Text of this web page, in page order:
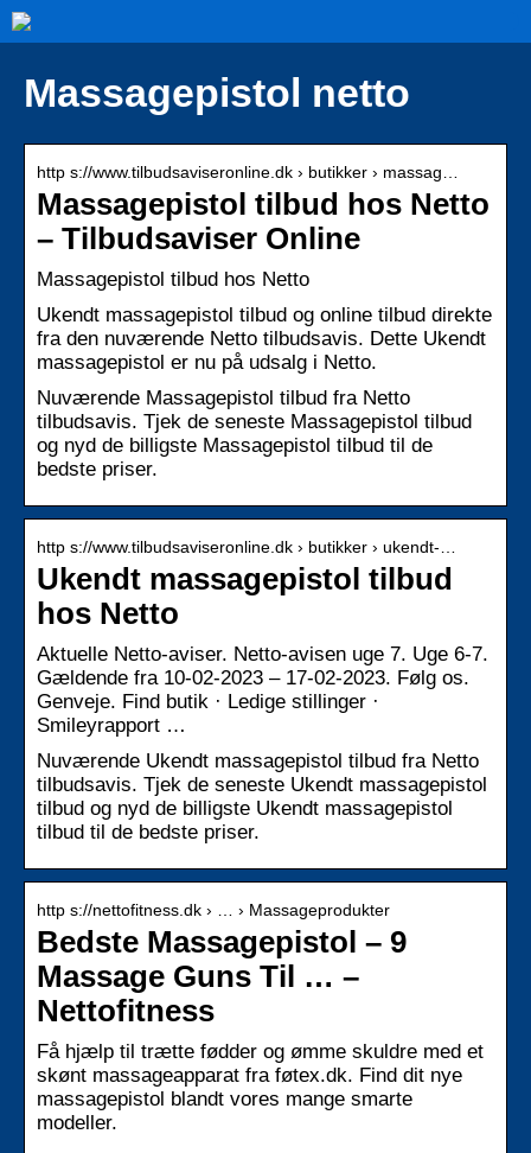
Massagepistol netto
http s://www.tilbudsaviseronline.dk › butikker › massag…
Massagepistol tilbud hos Netto
– Tilbudsaviser Online
Massagepistol tilbud hos Netto
Ukendt massagepistol tilbud og online tilbud direkte
fra den nuværende Netto tilbudsavis. Dette Ukendt
massagepistol er nu på udsalg i Netto.
Nuværende Massagepistol tilbud fra Netto
tilbudsavis. Tjek de seneste Massagepistol tilbud
og nyd de billigste Massagepistol tilbud til de
bedste priser.
http s://www.tilbudsaviseronline.dk › butikker › ukendt-…
Ukendt massagepistol tilbud
hos Netto
Aktuelle Netto-aviser. Netto-avisen uge 7. Uge 6-7.
Gældende fra 10-02-2023 – 17-02-2023. Følg os.
Genveje. Find butik · Ledige stillinger ·
Smileyrapport …
Nuværende Ukendt massagepistol tilbud fra Netto
tilbudsavis. Tjek de seneste Ukendt massagepistol
tilbud og nyd de billigste Ukendt massagepistol
tilbud til de bedste priser.
http s://nettofitness.dk › … › Massageprodukter
Bedste Massagepistol – 9
Massage Guns Til … –
Nettofitness
Få hjælp til trætte fødder og ømme skuldre med et
skønt massageapparat fra føtex.dk. Find dit nye
massagepistol blandt vores mange smarte
modeller.